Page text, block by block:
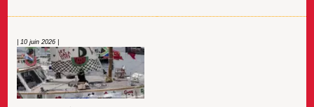
| 10 juin 2026 |